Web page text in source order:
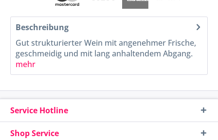
Beschreibung
Gut strukturierter Wein mit angenehmer Frische,
geschmeidig und mit lang anhaltendem Abgang.
mehr
Service Hotline
Shop Service